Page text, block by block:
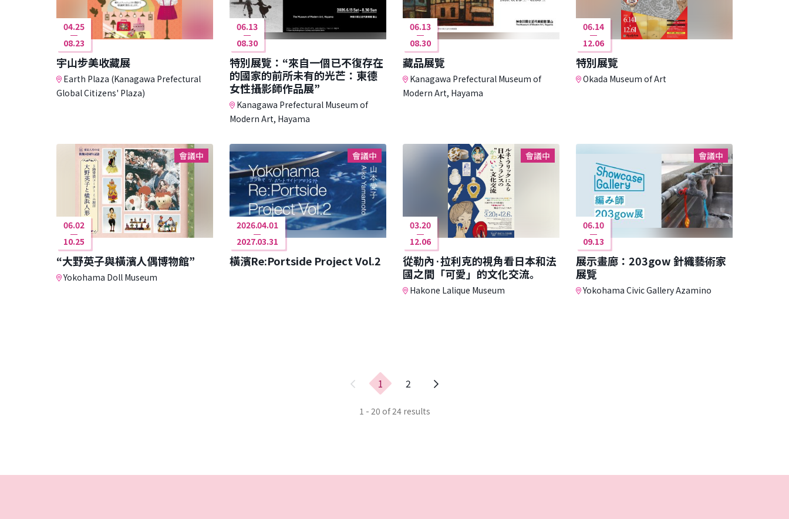
04.25
08.23
宇山步美收藏展
Earth Plaza (Kanagawa Prefectural
Global Citizens' Plaza)
06.13
08.30
特別展覽：“來自一個已不復存在
的國家的前所未有的光芒：東德
女性攝影師作品展”
Kanagawa Prefectural Museum of
Modern Art, Hayama
06.13
08.30
藏品展覽
Kanagawa Prefectural Museum of
Modern Art, Hayama
06.14
12.06
特別展覽
Okada Museum of Art
會議中
06.02
10.25
“大野英子與橫濱人偶博物館”
Yokohama Doll Museum
會議中
2026.04.01
2027.03.31
橫濱Re:Portside Project Vol.2
會議中
03.20
12.06
從勒內·拉利克的視角看日本和法
國之間「可愛」的文化交流。
Hakone Lalique Museum
會議中
06.10
09.13
展示畫廊：203gow 針織藝術家
展覽
Yokohama Civic Gallery Azamino
上
1 2
1 - 20 of 24 results